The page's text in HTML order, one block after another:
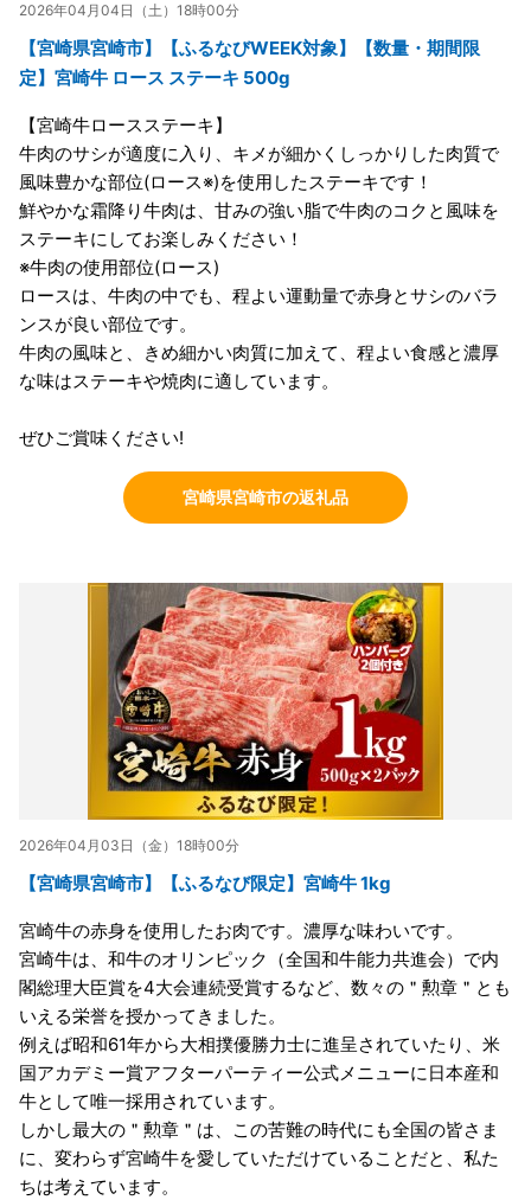
2026年04月04日（土）18時00分
【宮崎県宮崎市】【ふるなびWEEK対象】【数量・期間限
定】宮崎牛 ロース ステーキ 500g
【宮崎牛ロースステーキ】
牛肉のサシが適度に入り、キメが細かくしっかりした肉質で
風味豊かな部位(ロース※)を使用したステーキです！
鮮やかな霜降り牛肉は、甘みの強い脂で牛肉のコクと風味を
ステーキにしてお楽しみください！
※牛肉の使用部位(ロース)
ロースは、牛肉の中でも、程よい運動量で赤身とサシのバラ
ンスが良い部位です。
牛肉の風味と、きめ細かい肉質に加えて、程よい食感と濃厚
な味はステーキや焼肉に適しています。
ぜひご賞味ください!
宮崎県宮崎市の返礼品
2026年04月03日（金）18時00分
【宮崎県宮崎市】【ふるなび限定】宮崎牛 1kg
宮崎牛の赤身を使用したお肉です。濃厚な味わいです。
宮崎牛は、和牛のオリンピック（全国和牛能力共進会）で内
閣総理大臣賞を4大会連続受賞するなど、数々の＂勲章＂とも
いえる栄誉を授かってきました。
例えば昭和61年から大相撲優勝力士に進呈されていたり、米
国アカデミー賞アフターパーティー公式メニューに日本産和
牛として唯一採用されています。
しかし最大の＂勲章＂は、この苦難の時代にも全国の皆さま
に、変わらず宮崎牛を愛していただけていることだと、私た
ちは考えています。